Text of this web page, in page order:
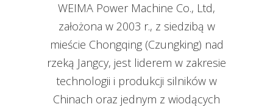
WEIMA Power Machine Co., Ltd,
założona w 2003 r., z siedzibą w
mieście Chongqing (Czungking) nad
rzeką Jangcy, jest liderem w zakresie
technologii i produkcji silników w
Chinach oraz jednym z wiodących